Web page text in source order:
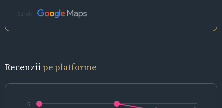
Sursă:
Recenzii pe platforme
5